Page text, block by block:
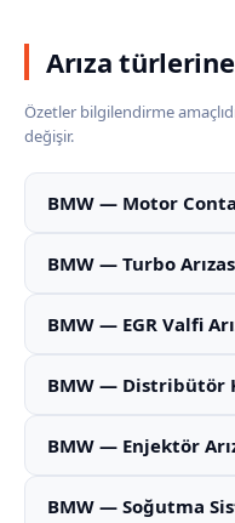
Arıza
Özetler bilgilendirme
değişir.
BMW — Motor Conta
BMW — Turbo
BMW — EGR Valfi
BMW — Distribütör
BMW — Enjektör
BMW — Soğutma